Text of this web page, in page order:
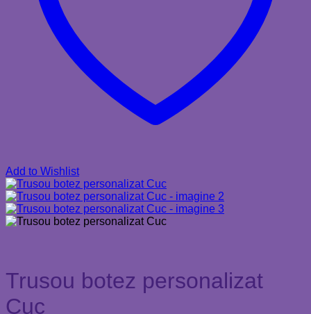
Add to Wishlist
Trusou botez personalizat
Cuc